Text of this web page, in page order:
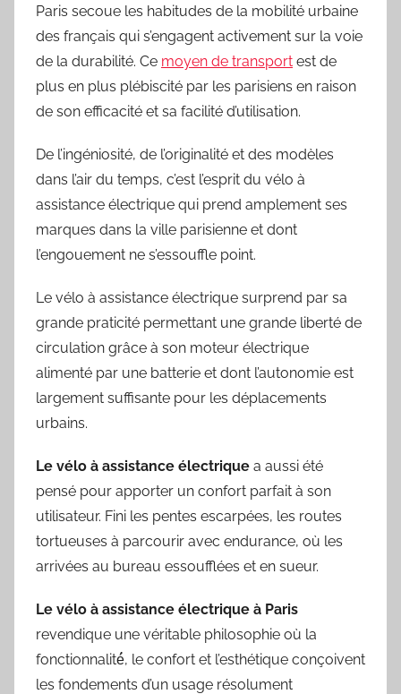
Paris secoue les habitudes de la mobilité urbaine
des français qui s’engagent activement sur la voie
de la durabilité. Ce moyen de transport est de
plus en plus plébiscité par les parisiens en raison
de son efficacité et sa facilité d’utilisation.
De l’ingéniosité, de l’originalité et des modèles
dans l’air du temps, c’est l’esprit du vélo à
assistance électrique qui prend amplement ses
marques dans la ville parisienne et dont
l’engouement ne s’essouffle point.
Le vélo à assistance électrique surprend par sa
grande praticité permettant une grande liberté de
circulation grâce à son moteur électrique
alimenté par une batterie et dont l’autonomie est
largement suffisante pour les déplacements
urbains.
Le vélo à assistance électrique a aussi été
pensé pour apporter un confort parfait à son
utilisateur. Fini les pentes escarpées, les routes
tortueuses à parcourir avec endurance, où les
arrivées au bureau essoufflées et en sueur.
Le vélo à assistance électrique à Paris
revendique une véritable philosophie où la
fonctionnalité́, le confort et l’esthétique conçoivent
les fondements d’un usage résolument